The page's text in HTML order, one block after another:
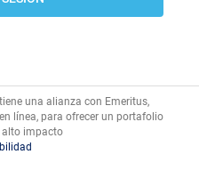
una alianza con Emeritus,
línea, para ofrecer un portafolio
educativo de alto impacto